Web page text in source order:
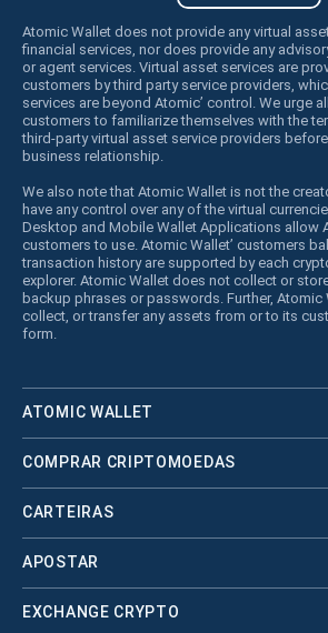
Atomic Wallet does not provide any virtual
financial services, nor does provide any
or agent services. Virtual asset services are
customers by third party service providers,
services are beyond Atomic’ control. We urge
customers to familiarize themselves with the
third-party virtual asset service providers
business relationship.
We also note that Atomic Wallet is not the
have any control over any of the virtual
Desktop and Mobile Wallet Applications allow
customers to use. Atomic Wallet’ customers
transaction history are supported by each
explorer. Atomic Wallet does not collect or
backup phrases or passwords. Further, Atomic
collect, or transfer any assets from or to its
form.
ATOMIC WALLET
COMPRAR CRIPTOMOEDAS
CARTEIRAS
APOSTAR
EXCHANGE CRYPTO